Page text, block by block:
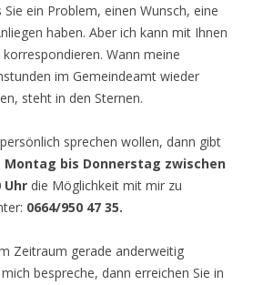
ein Problem, einen Wunsch, eine
haben. Aber ich kann mit Ihnen
Wann meine
im Gemeindeamt wieder
steht in den Sternen.
sprechen wollen, dann gibt
Montag bis Donnerstag zwischen
Uhr die Möglichkeit mit mir zu
0664/950 47 35.
Zeitraum gerade anderweitig
bespreche, dann erreichen Sie in